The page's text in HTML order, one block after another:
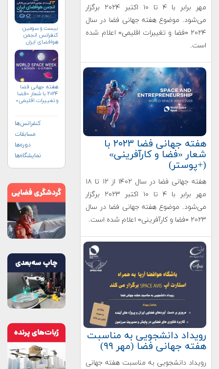
مهر برابر با ۴ تا ۱۰ اکتبر ۲۰۲۴ برگزار
می‌شود. موضوع هفته جهانی فضا در سال
۲۰۲۴ «فضا و تغییرات اقلیمی» اعلام شده
است.
هفته جهانی فضا ۲۰۲۳ با
شعار «فضا و کارآفرینی»
(+پوستر)
هفته جهانی فضا در سال ۱۴۰۲ از ۱۲ تا ۱۸
مهر برابر با ۴ تا ۱۰ اکتبر ۲۰۲۳ برگزار
می‌شود. موضوع هفته جهانی فضا در سال
۲۰۲۳ «فضا و کارآفرینی» اعلام شده است.
رویداد دانشجویی به مناسبت
هفته جهانی فضا (مهر ۹۹)
رویداد دانشجویی به مناسبت هفته جهانی
بیست و سومین
کنفرانس انجمن
هوافضای ايران
هفته جهانی فضا
۲۰۲۴ با شعار «فضا
و تغییرات اقلیمی»
کنفرانس‌ها
مسابقات
دوره‌ها
نمایشگاه‌ها